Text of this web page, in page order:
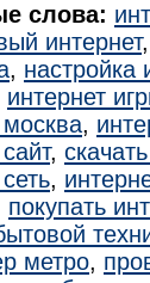
слова:
интернет
, настройка
интернет
москва,
,
,
покупать
метро,